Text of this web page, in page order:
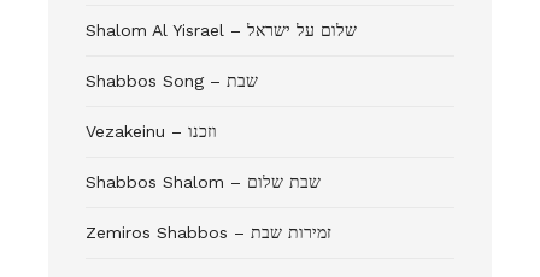
Shalom Al Yisrael – שלום על ישראל
Shabbos Song – שבת
Vezakeinu – וזכנו
Shabbos Shalom – שבת שלום
Zemiros Shabbos – זמירות שבת